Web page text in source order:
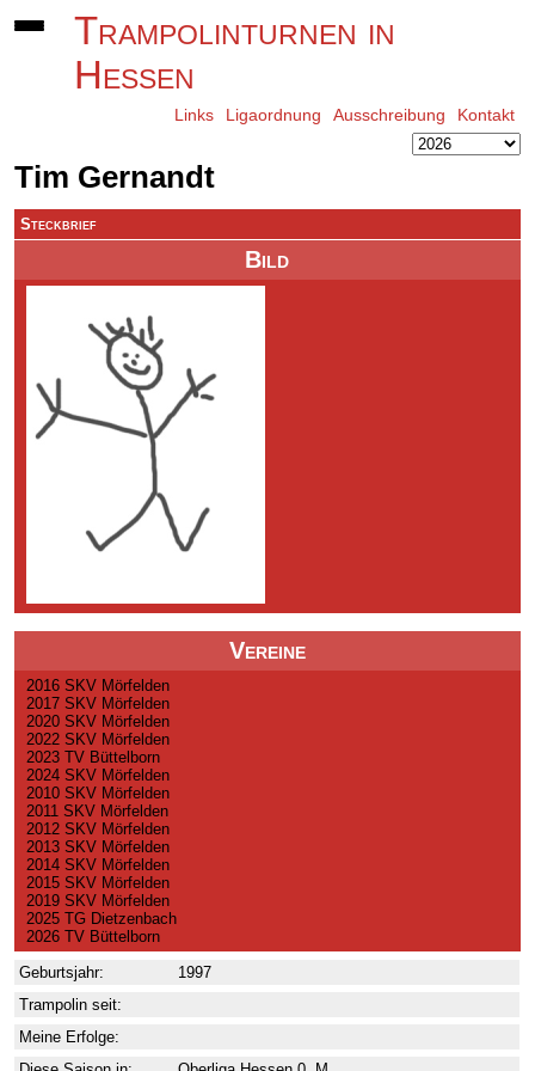
Trampolinturnen in
Hessen
Links Ligaordnung Ausschreibung Kontakt
Tim Gernandt
Bild
Vereine
2016 SKV Mörfelden
2017 SKV Mörfelden
2020 SKV Mörfelden
2022 SKV Mörfelden
2023 TV Büttelborn
2024 SKV Mörfelden
2010 SKV Mörfelden
2011 SKV Mörfelden
2012 SKV Mörfelden
2013 SKV Mörfelden
2014 SKV Mörfelden
2015 SKV Mörfelden
2019 SKV Mörfelden
2025 TG Dietzenbach
2026 TV Büttelborn
Steckbrief
Geburtsjahr:
1997
Trampolin seit:
Meine Erfolge: